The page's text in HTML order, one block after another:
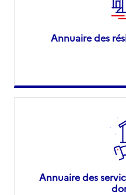
Annuaire des
Annuaire des